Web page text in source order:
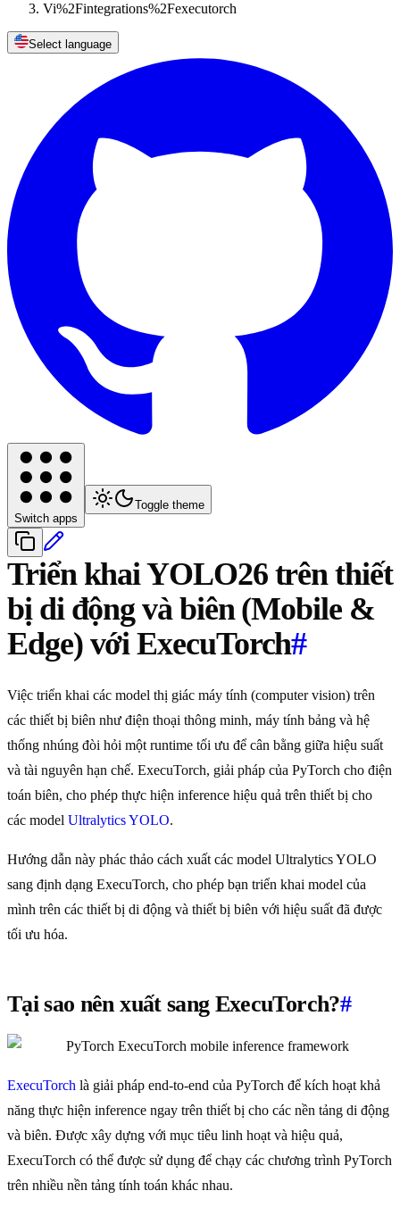
Vi%2Fintegrations%2Fexecutorch
Select language
Switch apps
Toggle theme
Triển khai YOLO26 trên thiết
bị di động và biên (Mobile &
Edge) với ExecuTorch#
Việc triển khai các model thị giác máy tính (computer vision) trên
các thiết bị biên như điện thoại thông minh, máy tính bảng và hệ
thống nhúng đòi hỏi một runtime tối ưu để cân bằng giữa hiệu suất
và tài nguyên hạn chế. ExecuTorch, giải pháp của PyTorch cho điện
toán biên, cho phép thực hiện inference hiệu quả trên thiết bị cho
các model Ultralytics YOLO.
Hướng dẫn này phác thảo cách xuất các model Ultralytics YOLO
sang định dạng ExecuTorch, cho phép bạn triển khai model của
mình trên các thiết bị di động và thiết bị biên với hiệu suất đã được
tối ưu hóa.
Tại sao nên xuất sang ExecuTorch?#
ExecuTorch là giải pháp end-to-end của PyTorch để kích hoạt khả
năng thực hiện inference ngay trên thiết bị cho các nền tảng di động
và biên. Được xây dựng với mục tiêu linh hoạt và hiệu quả,
ExecuTorch có thể được sử dụng để chạy các chương trình PyTorch
trên nhiều nền tảng tính toán khác nhau.